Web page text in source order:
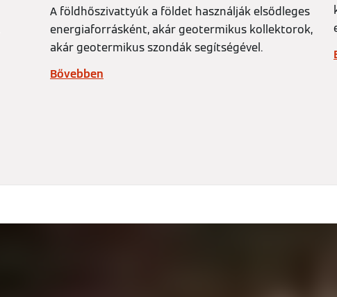
A földhőszivattyúk a földet használják elsődleges
energiaforrásként, akár geotermikus kollektorok,
akár geotermikus szondák segítségével.
Bővebben